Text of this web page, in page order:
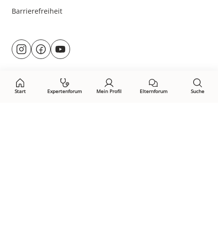
Start Expertenforum Mein Profil Elternforum Suche
Barrierefreiheit
Besuche
uns@rund.ums.baby
facebook.com/rundumsbaby.de
youtube.com/@rundumsbaby_